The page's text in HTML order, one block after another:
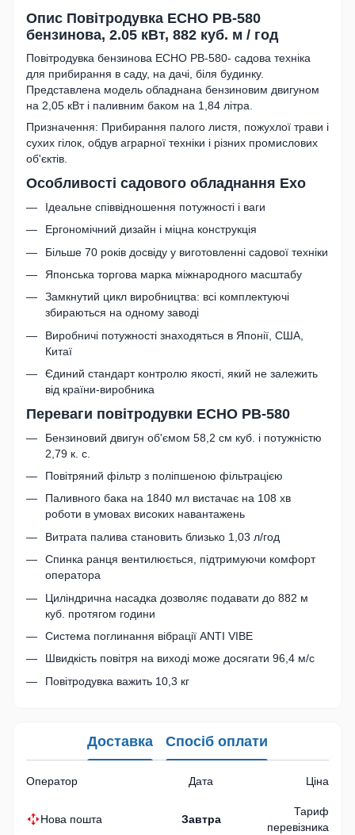
Опис Повітродувка ECHO PB-580
бензинова, 2.05 кВт, 882 куб. м / год
Повітродувка бензинова ECHO PB-580- садова техніка
для прибирання в саду, на дачі, біля будинку.
Представлена модель обладнана бензиновим двигуном
на 2,05 кВт і паливним баком на 1,84 літра.
Призначення: Прибирання палого листя, пожухлої трави і
сухих гілок, обдув аграрної техніки і різних промислових
об'єктів.
Особливості садового обладнання Ехо
Ідеальне співвідношення потужності і ваги
Ергономічний дизайн і міцна конструкція
Більше 70 років досвіду у виготовленні садової техніки
Японська торгова марка міжнародного масштабу
Замкнутий цикл виробництва: всі комплектуючі
збираються на одному заводі
Виробничі потужності знаходяться в Японії, США,
Китаї
Єдиний стандарт контролю якості, який не залежить
від країни-виробника
Переваги повітродувки ECHO PB-580
Бензиновий двигун об'ємом 58,2 см куб. і потужністю
2,79 к. с.
Повітряний фільтр з поліпшеною фільтрацією
Паливного бака на 1840 мл вистачає на 108 хв
роботи в умовах високих навантажень
Витрата палива становить близько 1,03 л/год
Спинка ранця вентилюється, підтримуючи комфорт
оператора
Циліндрична насадка дозволяє подавати до 882 м
куб. протягом години
Система поглинання вібрації ANTI VIBE
Швидкість повітря на виході може досягати 96,4 м/с
Повітродувка важить 10,3 кг
Доставка Спосіб оплати
Оператор Дата Ціна
Нова пошта Завтра
Тариф
перевізника